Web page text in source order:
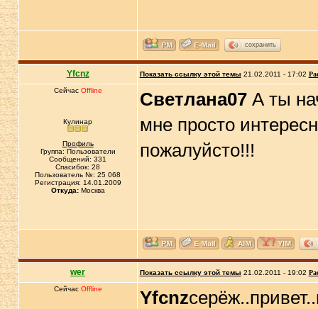
сохранить
Yfcnz Показать ссылку этой темы 21.02.2011 - 17:02
Сейчас Offline
Кулинар
Профиль
Группа: Пользователи
Сообщений: 331
Спасибок: 28
Пользователь №: 25 068
Регистрация: 14.01.2009
Откуда:Москва
Светлана07А ты
мне просто
пожалуйсто!!!
wer Показать ссылку этой темы 21.02.2011 - 19:02
Сейчас Offline Yfcnz